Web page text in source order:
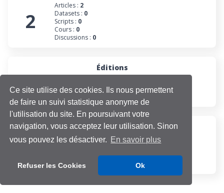
Ce site utilise des cookies. Ils nous permettent
de faire un suivi statistique anonyme de
l'utilisation du site. En poursuivant votre
navigation, vous acceptez leur utilisation. Sinon
vous pouvez les désactiver. En savoir plus
Refuser les Cookies Ok
2
Articles : 2
Datasets : 0
Scripts : 0
Cours : 0
Discussions : 0
Éditions
0
Collections :0
Participations
Évaluations :0
Discussions :